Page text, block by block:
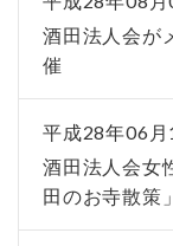
酒田法人会が
催
平成28年06月
酒田法人会女
田のお寺散策